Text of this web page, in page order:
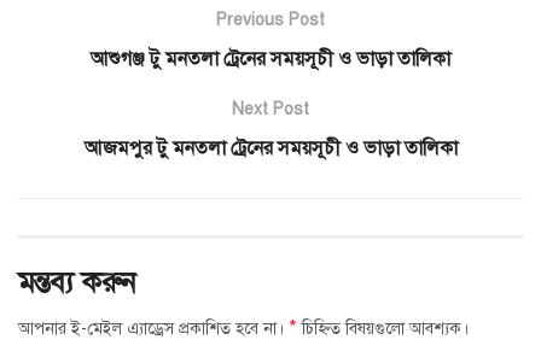
Previous Post
আশুগঞ্জ টু মনতলা ট্রেনের সময়সূচী ও ভাড়া তালিকা
Next Post
আজমপুর টু মনতলা ট্রেনের সময়সূচী ও ভাড়া তালিকা
মন্তব্য করুন
আপনার ই-মেইল এ্যাড্রেস প্রকাশিত হবে না। * চিহ্নিত বিষয়গুলো আবশ্যক।